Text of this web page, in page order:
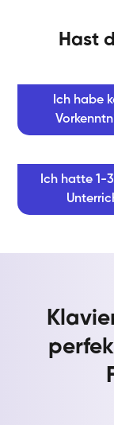
Hast
Ich habe
Ich hatte 1-